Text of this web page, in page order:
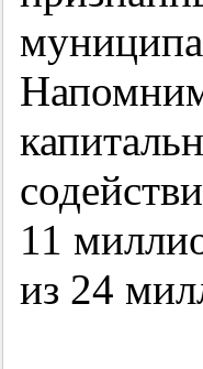
11
из 24